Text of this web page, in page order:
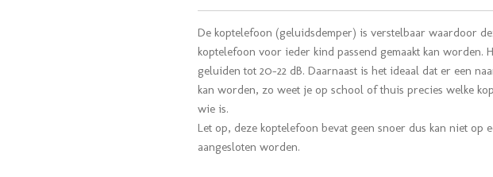
De koptelefoon (geluidsdemper) is verstelbaar waardoor
koptelefoon voor ieder kind passend gemaakt kan worden.
geluiden tot 20-22 dB. Daarnaast is het ideaal dat er een
kan worden, zo weet je op school of thuis precies welke
wie is.
Let op, deze koptelefoon bevat geen snoer dus kan niet op
aangesloten worden.